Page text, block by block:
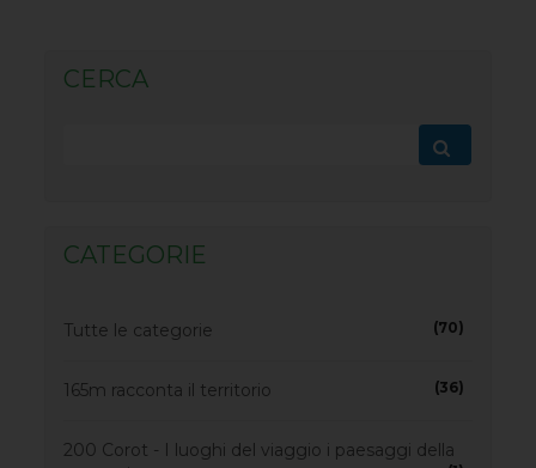
CERCA
CATEGORIE
Tutte le categorie (70)
165m racconta il territorio (36)
200 Corot - I luoghi del viaggio i paesaggi della